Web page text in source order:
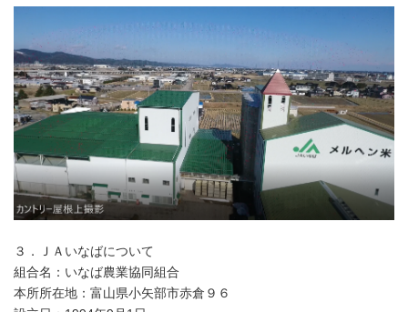
３．ＪＡいなばについて
組合名：いなば農業協同組合
本所所在地：富山県小矢部市赤倉９６